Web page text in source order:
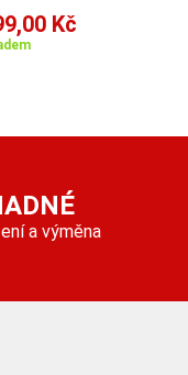
Kč
a výměna